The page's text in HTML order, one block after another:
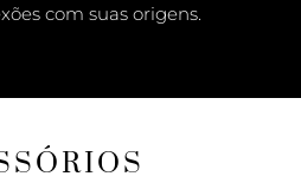
com suas origens.